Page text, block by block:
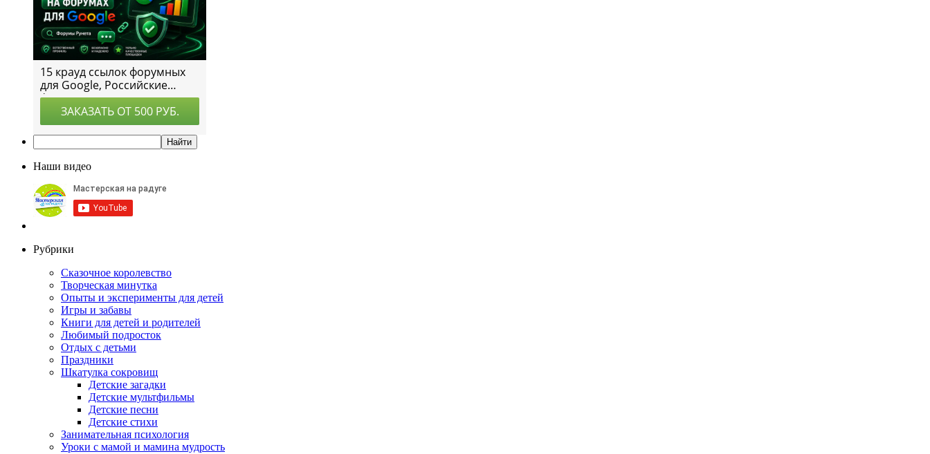
Наши видео
Рубрики
Сказочное королевство
Творческая минутка
Опыты и эксперименты для детей
Игры и забавы
Книги для детей и родителей
Любимый подросток
Отдых с детьми
Праздники
Шкатулка сокровищ
Детские загадки
Детские мультфильмы
Детские песни
Детские стихи
Занимательная психология
Уроки с мамой и мамина мудрость